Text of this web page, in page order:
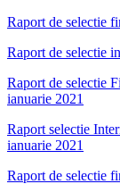
Raport de selectie
Raport de selectie
Raport de selectie
ianuarie 2021
Raport selectie
ianuarie 2021
Raport de selectie